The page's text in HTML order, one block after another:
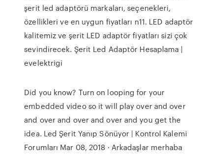
şerit led adaptörü markaları, seçenekleri,
özellikleri ve en uygun fiyatları n11. LED adaptör
kalitemiz ve şerit LED adaptör fiyatları sizi çok
sevindirecek. Şerit Led Adaptör Hesaplama |
evelektrigi
Did you know? Turn on looping for your
embedded video so it will play over and over
and over and over and over and you get the
idea. Led Şerit Yanıp Sönüyor | Kontrol Kalemi
Forumları Mar 08, 2018 · Arkadaşlar merhaba